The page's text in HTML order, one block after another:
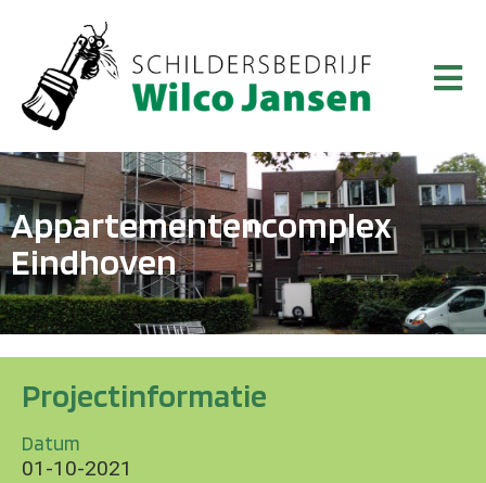
Appartementencomplex
Eindhoven
Projectinformatie
Datum
01-10-2021